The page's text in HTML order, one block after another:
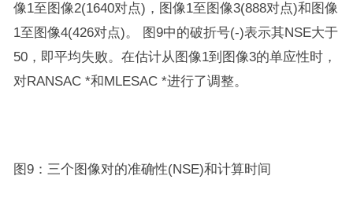
像1至图像2(1640对点)，图像1至图像3(888对点)和图像
1至图像4(426对点)。 图9中的破折号(-)表示其NSE大于
50，即平均失败。在估计从图像1到图像3的单应性时，
对RANSAC *和MLESAC *进行了调整。
图9：三个图像对的准确性(NSE)和计算时间